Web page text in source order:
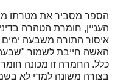
הספר מסביר את מטרתו
העניין, חומרת הטהרה
איסור התורה משבעה
האשה חייבת לשמור "שבעה
כלל. החמרה זו מכונה
בצורה משונה למדי לא